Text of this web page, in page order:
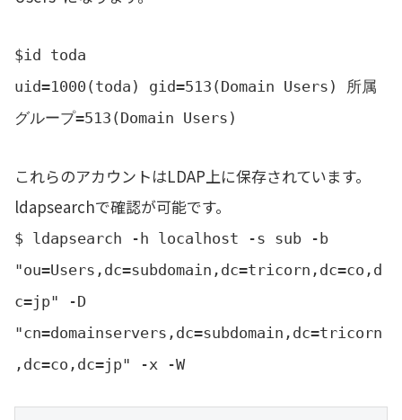
$id toda
uid=1000(toda) gid=513(Domain Users) 所属
グループ=513(Domain Users)
これらのアカウントはLDAP上に保存されています。
ldapsearchで確認が可能です。
$ ldapsearch -h localhost -s sub -b
"ou=Users,dc=subdomain,dc=tricorn,dc=co,d
c=jp" -D
"cn=domainservers,dc=subdomain,dc=tricorn
,dc=co,dc=jp" -x -W